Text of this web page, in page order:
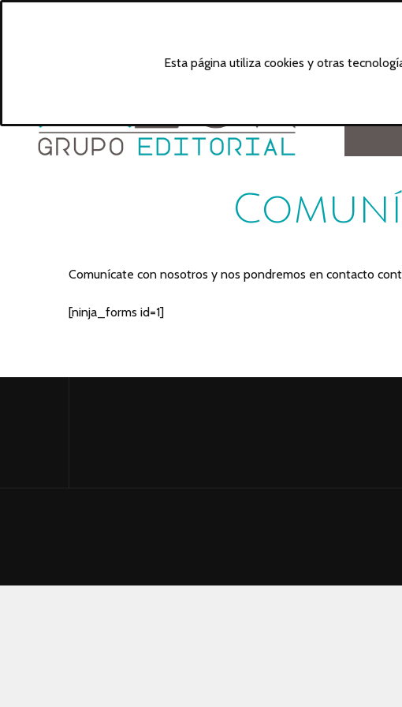
Comunícate con nosotros y nos pondremos en contacto
[ninja_forms id=1]
Esta página utiliza cookies y otras